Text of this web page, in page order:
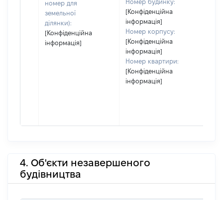
номер для
земельної
ділянки):
[Конфіденційна
інформація]
Номер будинку:
[Конфіденційна
інформація]
Номер корпусу:
[Конфіденційна
інформація]
Номер квартири:
[Конфіденційна
інформація]
4. Об'єкти незавершеного
будівництва